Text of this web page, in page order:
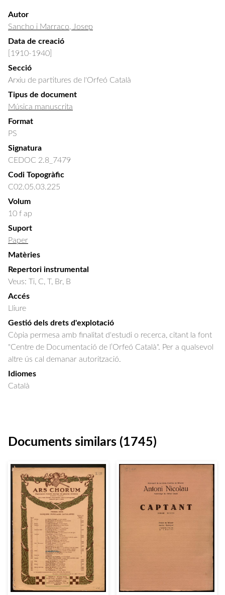
Autor
Sancho i Marraco, Josep
Data de creació
[1910-1940]
Secció
Arxiu de partitures de l'Orfeó Català
Tipus de document
Música manuscrita
Format
PS
Signatura
CEDOC 2.8_7479
Codi Topogràfic
C02.05.03.225
Volum
10 f ap
Suport
Paper
Matèries
Repertori instrumental
Veus: Ti, C, T, Br, B
Accés
Lliure
Gestió dels drets d'explotació
Còpia permesa amb finalitat d'estudi o recerca, citant la font
"Centre de Documentació de l’Orfeó Català". Per a qualsevol
altre ús cal demanar autorització.
Idiomes
Català
Documents similars (1745)